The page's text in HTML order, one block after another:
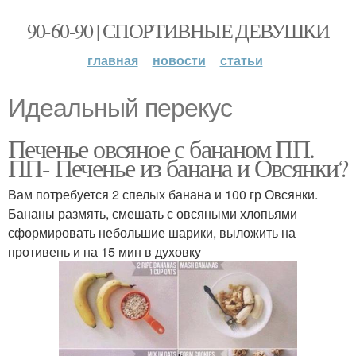
90-60-90 | СПОРТИВНЫЕ ДЕВУШКИ
главная новости статьи
Идеальный перекус
Печенье овсяное с бананом ПП.
ПП- Печенье из банана и Овсянки?
Вам потребуется 2 спелых банана и 100 гр Овсянки.
Бананы размять, смешать с овсяными хлопьями
сформировать небольшие шарики, выложить на
противень и на 15 мин в духовку